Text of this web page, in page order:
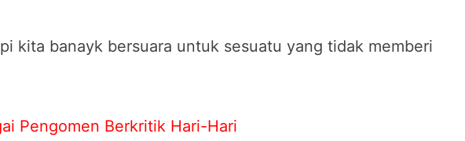
kita banayk bersuara untuk sesuatu yang tidak memberi
Pengomen Berkritik Hari-Hari